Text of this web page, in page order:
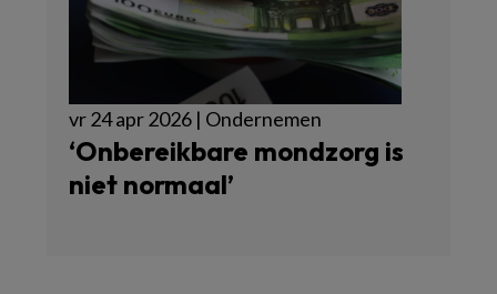
vr 24 apr 2026 | Ondernemen
‘Onbereikbare mondzorg is
niet normaal’